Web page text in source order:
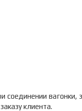
клиента.